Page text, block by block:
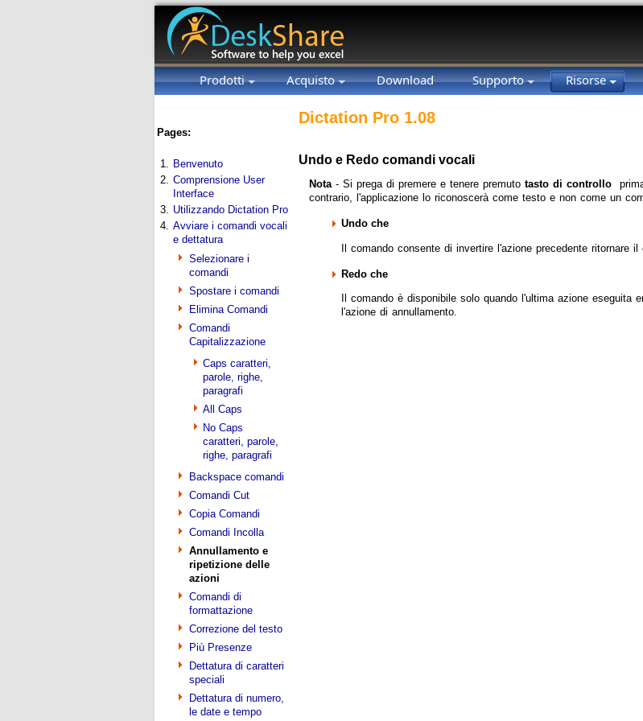
Prodotti Acquisto Download Supporto Risorse
Pages:
1. Benvenuto
2. Comprensione User
Interface
3. Utilizzando Dictation Pro
4. Avviare i comandi vocali
e dettatura
Selezionare i
comandi
Spostare i comandi
Elimina Comandi
Comandi
Capitalizzazione
Caps caratteri,
parole, righe,
paragrafi
All Caps
No Caps
caratteri, parole,
righe, paragrafi
Backspace comandi
Comandi Cut
Copia Comandi
Comandi Incolla
Annullamento e
ripetizione delle
azioni
Comandi di
formattazione
Correzione del testo
Più Presenze
Dettatura di caratteri
speciali
Dettatura di numero,
le date e tempo
Dictation Pro 1.08
Undo e Redo comandi vocali
Nota- Si prega di premere e tenere premuto tasto di controllo
contrario, l'applicazione lo riconoscerà come testo e non come un
Undo che
Il comando consente di invertire l'azione precedente ritornare
Redo che
Il comando è disponibile solo quando l'ultima azione eseguita
l'azione di annullamento.